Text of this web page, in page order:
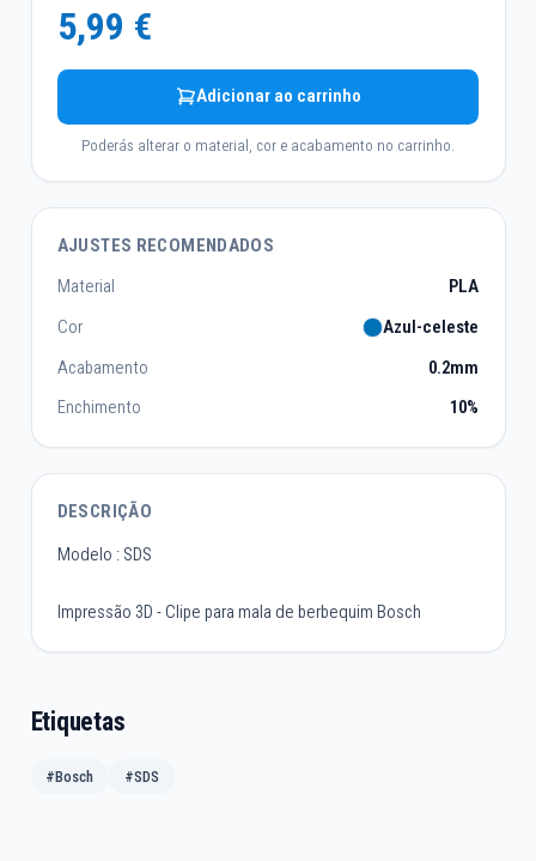
5,99 €
Adicionar ao carrinho
Poderás alterar o material, cor e acabamento no carrinho.
AJUSTES RECOMENDADOS
Material
PLA
Cor
Azul-celeste
Acabamento
0.2mm
Enchimento
10%
DESCRIÇÃO
Modelo : SDS
Impressão 3D - Clipe para mala de berbequim Bosch
Etiquetas
#Bosch #SDS